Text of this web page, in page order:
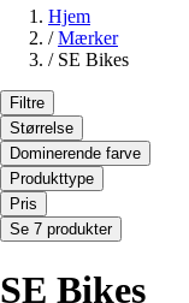
Hjem
/ Mærker
/ SE Bikes
Filtre
Størrelse
Dominerende farve
Produkttype
Pris
Se 7 produkter
SE Bikes